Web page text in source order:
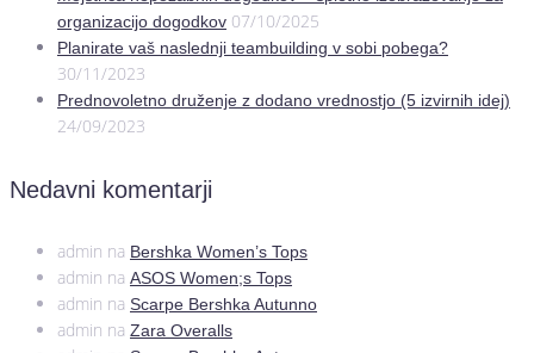
organizacijo dogodkov 07/10/2025
Planirate vaš naslednji teambuilding v sobi pobega?
30/11/2023
Prednovoletno druženje z dodano vrednostjo (5 izvirnih idej)
24/09/2023
Nedavni komentarji
admin na Bershka Women’s Tops
admin na ASOS Women;s Tops
admin na Scarpe Bershka Autunno
admin na Zara Overalls